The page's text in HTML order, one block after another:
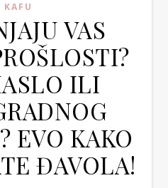
KAFU
VAS
ILI
EVO KAKO
ĐAVOLA!